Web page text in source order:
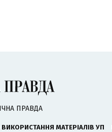
ПРАВДА
МАТЕРІАЛІВ УП